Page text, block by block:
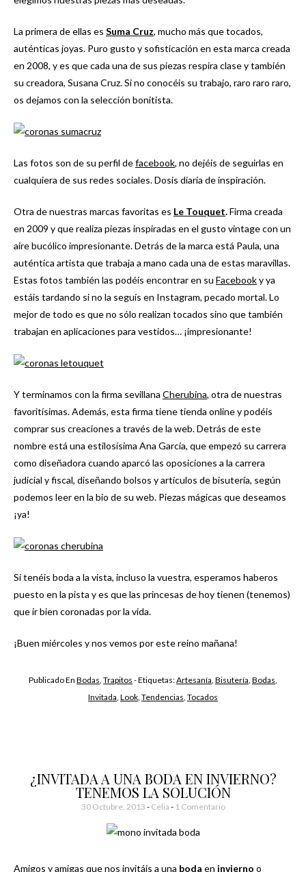
La primera de ellas es Suma Cruz, mucho más que tocados,
auténticas joyas. Puro gusto y sofisticación en esta marca creada
en 2008, y es que cada una de sus piezas respira clase y también
su creadora, Susana Cruz. Si no conocéis su trabajo, raro raro raro,
os dejamos con la selección bonitista.
Las fotos son de su perfil defacebook, no dejéis de seguirlas en
cualquiera de sus redes sociales. Dosis diaria de inspiración.
Otra de nuestras marcas favoritas es Le Touquet.Firma creada
en 2009 y que realiza piezas inspiradas en el gusto vintage con un
aire bucólico impresionante. Detrás de la marca está Paula, una
auténtica artista que trabaja a mano cada una de estas maravillas.
Estas fotos también las podéis encontrar en su Facebooky ya
estáis tardando si no la seguís en Instagram, pecado mortal. Lo
mejor de todo es que no sólo realizan tocados sino que también
trabajan en aplicaciones para vestidos… ¡impresionante!
Y terminamos con la firma sevillana Cherubina, otra de nuestras
favoritísimas. Además, esta firma tiene tienda online y podéis
comprar sus creaciones a través de la web. Detrás de este
nombre está una estilosísima Ana García, que empezó su carrera
como diseñadora cuando aparcó las oposiciones a la carrera
judicial y fiscal, diseñando bolsos y artículos de bisutería, según
podemos leer en la bio de su web. Piezas mágicas que deseamos
¡ya!
Si tenéis boda a la vista, incluso la vuestra, esperamos haberos
puesto en la pista y es que las princesas de hoy tienen (tenemos)
que ir bien coronadas por la vida.
¡Buen miércoles y nos vemos por este reino mañana!
Publicado En Bodas, Trapitos - Etiquetas:Artesanía, Bisutería, Bodas,
Invitada, Look, Tendencias, Tocados
¿INVITADA A UNA BODA EN INVIERNO?
TENEMOS LA SOLUCIÓN
30 Octubre, 2013 - Celia 1 Comentario
Amigos y amigas que nos invitáis a una boda en invierno o